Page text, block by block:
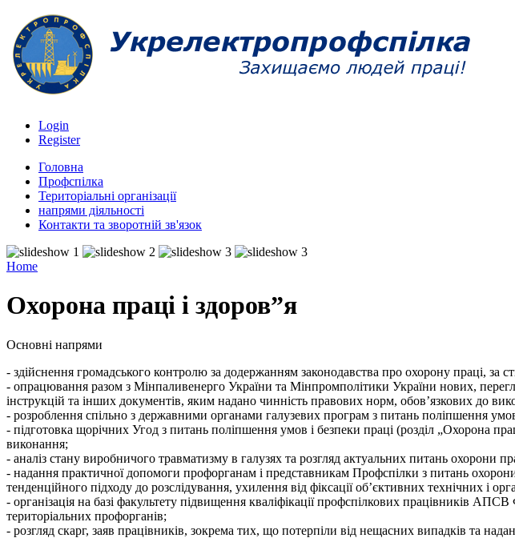
Login
Register
Головна
Профспілка
Територіальні організації
напрями діяльності
Контакти та зворотній зв'язок
Home
Охорона праці і здоров”я
Основні напрями
- здійснення громадського контролю за додержанням законодавства про охорону праці,
- опрацювання разом з Мінпаливенерго України та Мінпромполітики України нових,
інструкцій та інших документів, яким надано чинність правових норм, обов’язкових до
- розроблення спільно з державними органами галузевих програм з питань поліпшення
- підготовка щорічних Угод з питань поліпшення умов і безпеки праці (розділ „Охорона
виконання;
- аналіз стану виробничого травматизму в галузях та розгляд актуальних питань охорони
- надання практичної допомоги профорганам і представникам Профспілки з питань
тенденційного підходу до розслідування, ухилення від фіксації об’єктивних технічних і
- організація на базі факультету підвищення кваліфікації профспілкових працівників
територіальних профорганів;
- розгляд скарг, заяв працівників, зокрема тих, що потерпіли від нещасних випадків та